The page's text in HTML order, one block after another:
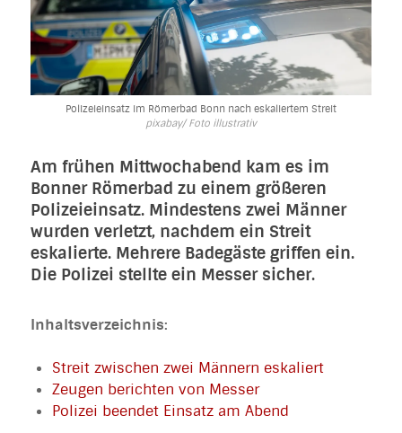
Polizeieinsatz im Römerbad Bonn nach eskaliertem Streit
pixabay/ Foto illustrativ
Am frühen Mittwochabend kam es im
Bonner Römerbad zu einem größeren
Polizeieinsatz. Mindestens zwei Männer
wurden verletzt, nachdem ein Streit
eskalierte. Mehrere Badegäste griffen ein.
Die Polizei stellte ein Messer sicher.
Inhaltsverzeichnis:
Streit zwischen zwei Männern eskaliert
Zeugen berichten von Messer
Polizei beendet Einsatz am Abend